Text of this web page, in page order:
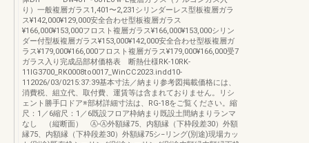
り）一般複層ガラス1,401〜2,231シリンダーレス型板複層ガラ
ス¥142,000¥129,000安全合わせ型板複層ガラス
¥166,000¥153,000フロスト複層ガラス¥166,000¥153,000シリン
ダー付型板複層ガラス¥153,000¥142,000安全合わせ型板複層ガ
ラス¥179,000¥166,000フロスト複層ガラス¥179,000¥166,000受7
ガラス入り完成品部材価格表 断熱仕様RK-10RK-
11IG3700_RK0008to0017_WinCC2023.indd10-
112026/03/0215:37:39基本寸法／納まり参考図掲載価格には、
消費税、組立代、取付費、運賃等は含まれておりません。リシ
ェント勝手口ドア※部材詳細寸法は、RG-18をご覧ください。縮
尺：1／6縮尺：1／6既設フロア枠納まり既設土間納まりランマ
なし （縦断面） Ⓐ-Ⓐ外額縁75、内額縁（下枠段差30）外額
縁75、内額縁（下枠段差30）外額縁75シ−リング(別途)現場カッ